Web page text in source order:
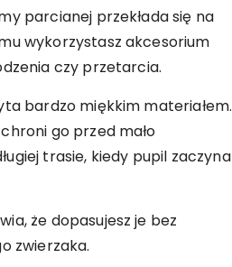
parcianej przekłada się na
wykorzystasz akcesorium
czy przetarcia.
bardzo miękkim materiałem.
go przed mało
trasie, kiedy pupil zaczyna
że dopasujesz je bez
zwierzaka.